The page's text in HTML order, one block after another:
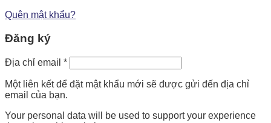
Quên mật khẩu?
Đăng ký
Địa chỉ email *
Một liên kết để đặt mật khẩu mới sẽ được gửi đến địa chỉ
email của bạn.
Your personal data will be used to support your experience